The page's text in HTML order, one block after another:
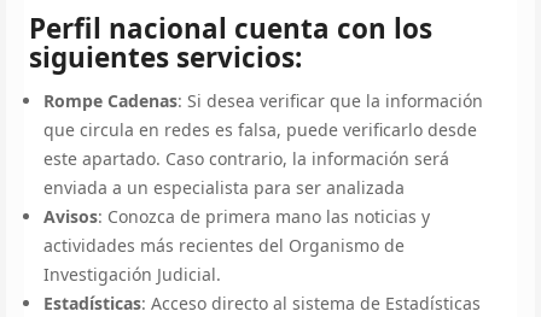
Perfil nacional cuenta con los
siguientes servicios:
Rompe Cadenas: Si desea verificar que la información
que circula en redes es falsa, puede verificarlo desde
este apartado. Caso contrario, la información será
enviada a un especialista para ser analizada
Avisos: Conozca de primera mano las noticias y
actividades más recientes del Organismo de
Investigación Judicial.
Estadísticas: Acceso directo al sistema de Estadísticas